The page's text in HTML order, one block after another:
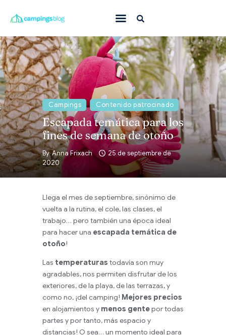
Con mascota
En familia
Donde ir
Qué hacer
Inspiración
Ofertas
Todas
Campings Contenido patrocinado
Escapada temática para los
fines de semana de otoño
By Anna Frixach
25 de septiembre de
2020
Llega el mes de septiembre, sinónimo de
vuelta a la rutina, el cole, las clases, el
trabajo… pero también una época ideal
para hacer una escapada temática de
otoño!
Las temperaturas todavía son muy
agradables, nos permiten disfrutar de los
exteriores, de la playa, de las terrazas, y
como no, ¡del camping! Mejores precios
en alojamientos y menos gentepor todas
partes y por tanto, más espacio y
distancias! O sea… un momento ideal para